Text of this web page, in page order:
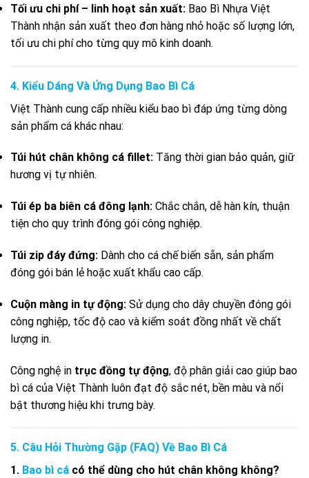
Tối ưu chi phí – linh hoạt sản xuất: Bao Bì Nhựa Việt
Thành nhận sản xuất theo đơn hàng nhỏ hoặc số lượng lớn,
tối ưu chi phí cho từng quy mô kinh doanh.
4. Kiểu Dáng Và Ứng Dụng Bao Bì Cá
Việt Thành cung cấp nhiều kiểu bao bì đáp ứng từng dòng
sản phẩm cá khác nhau:
Túi hút chân không cá fillet: Tăng thời gian bảo quản, giữ
hương vị tự nhiên.
Túi ép ba biên cá đông lạnh: Chắc chắn, dễ hàn kín, thuận
tiện cho quy trình đóng gói công nghiệp.
Túi zip đáy đứng: Dành cho cá chế biến sẵn, sản phẩm
đóng gói bán lẻ hoặc xuất khẩu cao cấp.
Cuộn màng in tự động: Sử dụng cho dây chuyền đóng gói
công nghiệp, tốc độ cao và kiểm soát đồng nhất về chất
lượng in.
Công nghệ in trục đồng tự động, độ phân giải cao giúp bao
bì cá của Việt Thành luôn đạt độ sắc nét, bền màu và nổi
bật thương hiệu khi trưng bày.
5. Câu Hỏi Thường Gặp (FAQ) Về Bao Bì Cá
1. Bao bì cá có thể dùng cho hút chân không không?